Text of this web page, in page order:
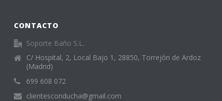
CONTACTO
Soporte Baño S.L.
C/ Hospital, 2, Local Bajo 1, 28850, Torrejón de Ardoz
(Madrid)
699 608 072
clientesconducha@gmail.com